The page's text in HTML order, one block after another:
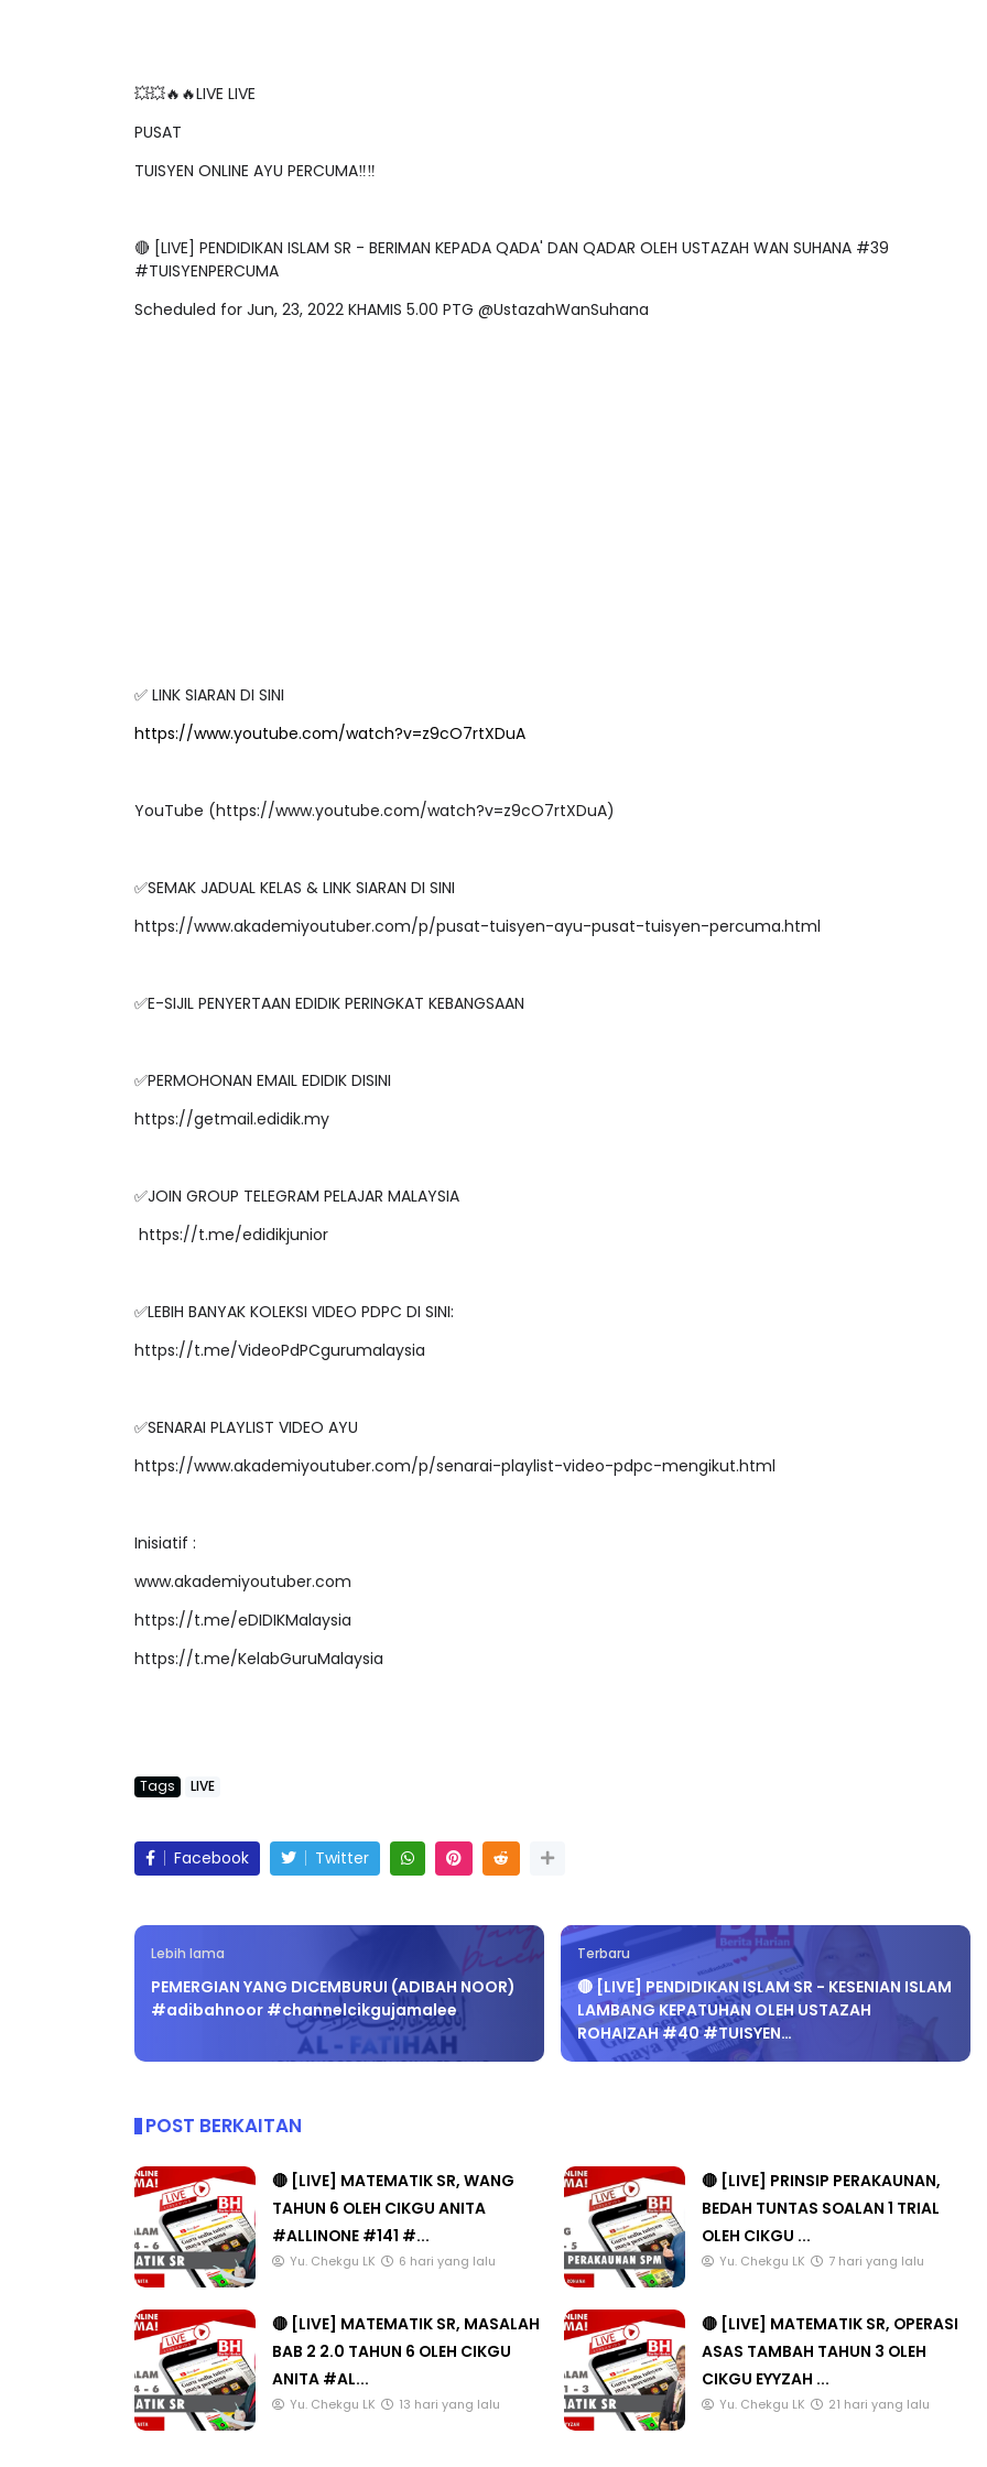
💥💥🔥🔥LIVE LIVE
PUSAT
TUISYEN ONLINE AYU PERCUMA‼️‼️
🔴 [LIVE] PENDIDIKAN ISLAM SR - BERIMAN KEPADA QADA' DAN QADAR OLEH USTAZAH WAN SUHANA #39
#TUISYENPERCUMA
Scheduled for Jun, 23, 2022 KHAMIS 5.00 PTG @UstazahWanSuhana
✅ LINK SIARAN DI SINI
https://www.youtube.com/watch?v=z9cO7rtXDuA
YouTube (https://www.youtube.com/watch?v=z9cO7rtXDuA)
✅SEMAK JADUAL KELAS & LINK SIARAN DI SINI
https://www.akademiyoutuber.com/p/pusat-tuisyen-ayu-pusat-tuisyen-percuma.html
✅E-SIJIL PENYERTAAN EDIDIK PERINGKAT KEBANGSAAN
✅PERMOHONAN EMAIL EDIDIK DISINI
https://getmail.edidik.my
✅JOIN GROUP TELEGRAM PELAJAR MALAYSIA
https://t.me/edidikjunior
✅LEBIH BANYAK KOLEKSI VIDEO PDPC DI SINI:
https://t.me/VideoPdPCgurumalaysia
✅SENARAI PLAYLIST VIDEO AYU
https://www.akademiyoutuber.com/p/senarai-playlist-video-pdpc-mengikut.html
Inisiatif :
www.akademiyoutuber.com
https://t.me/eDIDIKMalaysia
https://t.me/KelabGuruMalaysia
Tags LIVE
Facebook Twitter
Lebih lama
PEMERGIAN YANG DICEMBURUI (ADIBAH NOOR)
#adibahnoor #channelcikgujamalee
Terbaru
🔴 [LIVE] PENDIDIKAN ISLAM SR - KESENIAN ISLAM
LAMBANG KEPATUHAN OLEH USTAZAH
ROHAIZAH #40 #TUISYEN…
POST BERKAITAN
🔴 [LIVE] MATEMATIK SR, WANG
TAHUN 6 OLEH CIKGU ANITA
#ALLINONE #141 #...
Yu. Chekgu LK 6 hari yang lalu
🔴 [LIVE] PRINSIP PERAKAUNAN,
BEDAH TUNTAS SOALAN 1 TRIAL
OLEH CIKGU ...
Yu. Chekgu LK 7 hari yang lalu
🔴 [LIVE] MATEMATIK SR, MASALAH
BAB 2 2.0 TAHUN 6 OLEH CIKGU
ANITA #AL...
Yu. Chekgu LK 13 hari yang lalu
🔴 [LIVE] MATEMATIK SR, OPERASI
ASAS TAMBAH TAHUN 3 OLEH
CIKGU EYYZAH ...
Yu. Chekgu LK 21 hari yang lalu
Tingkatan 4
6 hari yang lalu
BEDAH TUNTAS SOALAN 1 TRIAL